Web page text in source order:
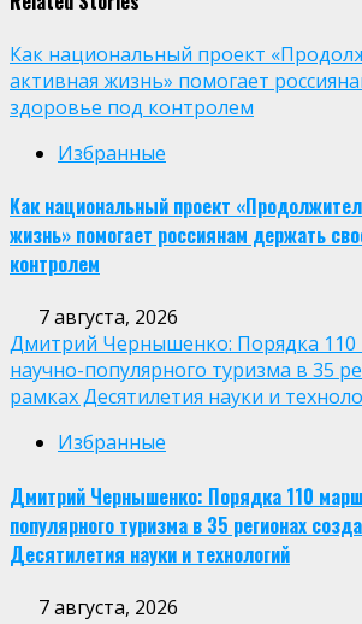
Как национальный проект
активная жизнь» помогает
здоровье под контролем
Избранные
Как национальный проект
жизнь» помогает россиянам держать
контролем
7 августа, 2026
Дмитрий Чернышенко: Порядка
научно-популярного туризма в 35
рамках Десятилетия науки и
Избранные
Дмитрий Чернышенко: Порядка 110
популярного туризма в 35 регионах
Десятилетия науки и технологий
7 августа, 2026